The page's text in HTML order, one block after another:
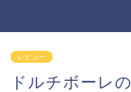
レビュー
ドルチボーレ